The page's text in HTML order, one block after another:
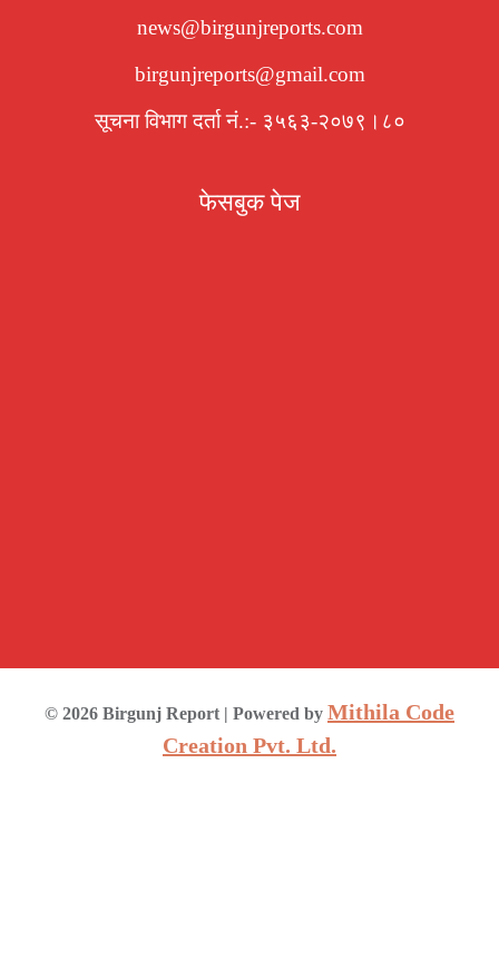
news@birgunjreports.com
birgunjreports@gmail.com
सूचना विभाग दर्ता नं.:- ३५६३-२०७९।८०
फेसबुक पेज
© 2026 Birgunj Report | Powered by Mithila Code
Creation Pvt. Ltd.